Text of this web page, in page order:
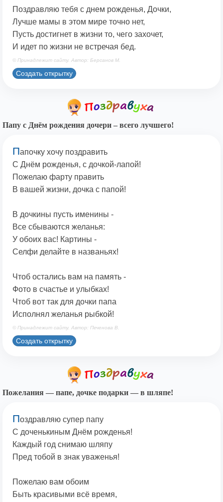
Поздравляю тебя с днем рожденья, Дочки,
Лучше мамы в этом мире точно нет,
Пусть достигнет в жизни то, чего захочет,
И идет по жизни не встречая бед.
© Принадлежит сайту. Автор: Берсанов М.
Создать открытку
Папу с Днём рождения дочери – всего лучшего!
Папочку хочу поздравить
С Днём рожденья, с дочкой-лапой!
Пожелаю фарту править
В вашей жизни, дочка с папой!
В дочкины пусть именины -
Все сбываются желанья:
У обоих вас! Картины -
Селфи делайте в названьях!
Чтоб остались вам на память -
Фото в счастье и улыбках!
Чтоб вот так для дочки папа
Исполнял желанья рыбкой!
© Принадлежит сайту. Автор: Печенова В.
Создать открытку
Пожелания — папе, дочке подарки — в шляпе!
Поздравляю супер папу
С доченькиным Днём рожденья!
Каждый год снимаю шляпу
Пред тобой в знак уваженья!
Пожелаю вам обоим
Быть красивыми всё время,